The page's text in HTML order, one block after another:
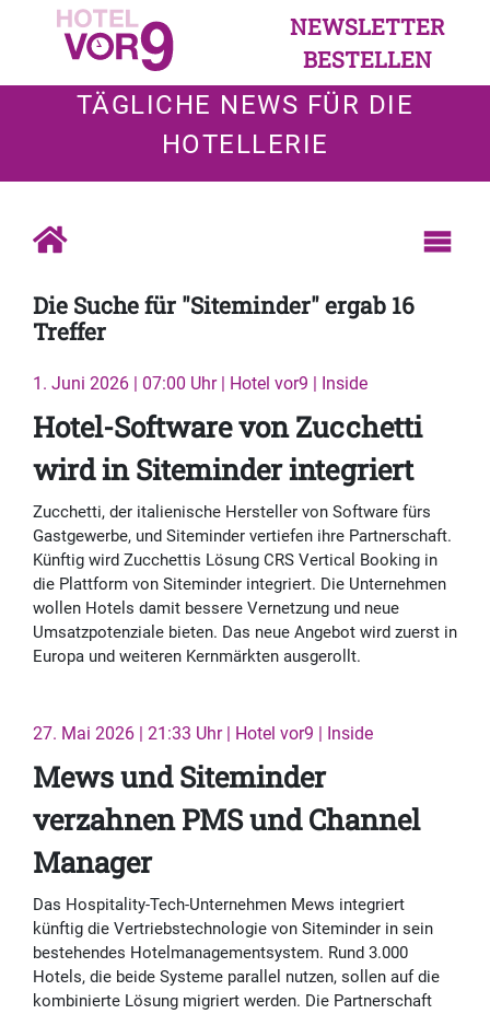
NEWSLETTER
BESTELLEN
TÄGLICHE NEWS FÜR DIE
HOTELLERIE
Die Suche für "Siteminder" ergab 16
Treffer
1. Juni 2026 | 07:00 Uhr | Hotel vor9 | Inside
Hotel-Software von Zucchetti
wird in Siteminder integriert
Zucchetti, der italienische Hersteller von Software fürs
Gastgewerbe, und Siteminder vertiefen ihre Partnerschaft.
Künftig wird Zucchettis Lösung CRS Vertical Booking in
die Plattform von Siteminder integriert. Die Unternehmen
wollen Hotels damit bessere Vernetzung und neue
Umsatzpotenziale bieten. Das neue Angebot wird zuerst in
Europa und weiteren Kernmärkten ausgerollt.
27. Mai 2026 | 21:33 Uhr | Hotel vor9 | Inside
Mews und Siteminder
verzahnen PMS und Channel
Manager
Das Hospitality-Tech-Unternehmen Mews integriert
künftig die Vertriebstechnologie von Siteminder in sein
bestehendes Hotelmanagementsystem. Rund 3.000
Hotels, die beide Systeme parallel nutzen, sollen auf die
kombinierte Lösung migriert werden. Die Partnerschaft